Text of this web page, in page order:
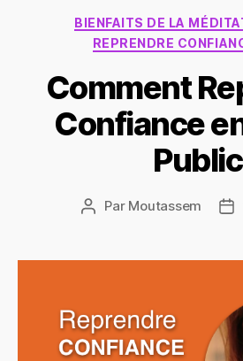
BIENFAITS DE LA
REPRENDRE
Comment
Confiance
Public
Auteur
Par Moutassem